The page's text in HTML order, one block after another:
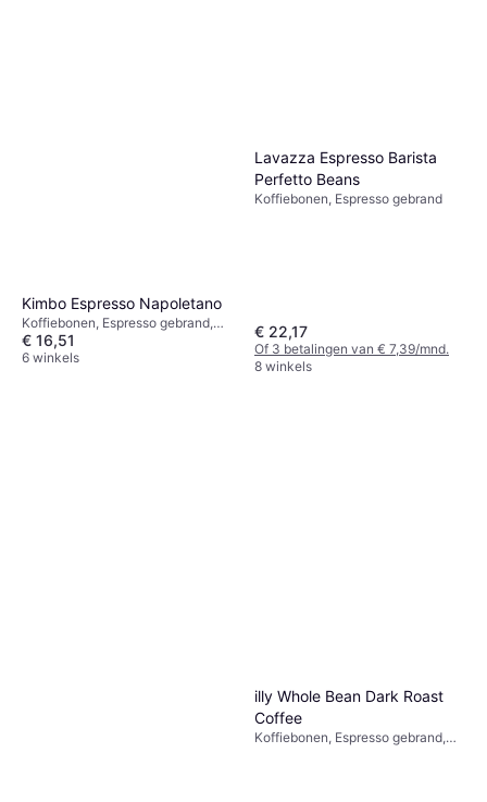
Kimbo Espresso Napoletano
Koffiebonen, Espresso gebrand,
Donker gebrand, Cafeïne
€ 16,51
6 winkels
Lavazza Espresso Barista
Perfetto Beans
Koffiebonen, Espresso gebrand
€ 22,17
Of 3 betalingen van € 7,39/mnd.
8 winkels
illy Whole Bean Dark Roast
Coffee
Koffiebonen, Espresso gebrand,